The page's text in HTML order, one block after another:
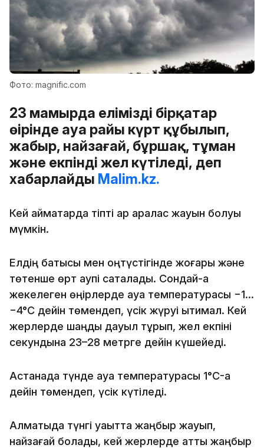
Фото: magnific.com
23 мамырда еліміздің бірқатар
өңірінде ауа райы күрт құбылып,
жаңбыр, найзағай, бұршақ, тұман
және екпінді жел күтіледі, деп
хабарлайды Malim.kz.
Кей аймақтарда тіпті қар аралас жауын болуы
мүмкін.
Елдің батысы мен оңтүстігінде жоғары және
төтенше өрт қаупі сақталады. Сондай-ақ
жекелеген өңірлерде ауа температурасы −1…
−4°C дейін төмендеп, үсік жүруі ықтимал. Кей
жерлерде шаңды дауыл тұрып, жел екпіні
секундына 23–28 метрге дейін күшейеді.
Астанада түнде ауа температурасы 1°C-қа
дейін төмендеп, үсік күтіледі.
Алматыда түнгі уақытта жаңбыр жауып,
найзағай болады, кей жерлерде қатты жаңбыр